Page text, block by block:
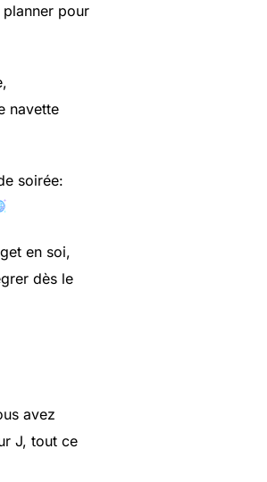
pour
navette
soirée:
en soi,
dès le
avez
J, tout ce